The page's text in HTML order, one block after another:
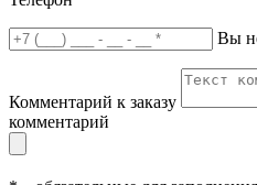
Вы
Комментарий к заказу
комментарий